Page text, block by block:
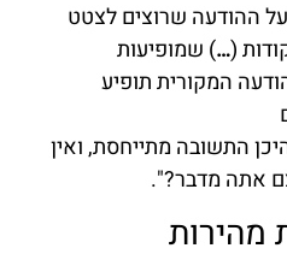
ההודעה שרוצים לצטט
(
…) שמופיעות
המקורית תופיע
התשובה מתייחסת, ואין
אתה מדבר?".
מהירות